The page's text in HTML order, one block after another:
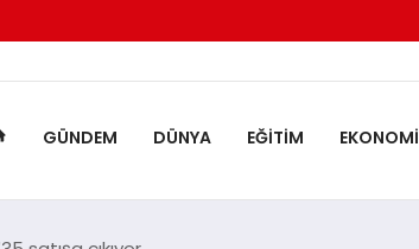
GÜNDEM DÜNYA EĞITIM EKONOMI